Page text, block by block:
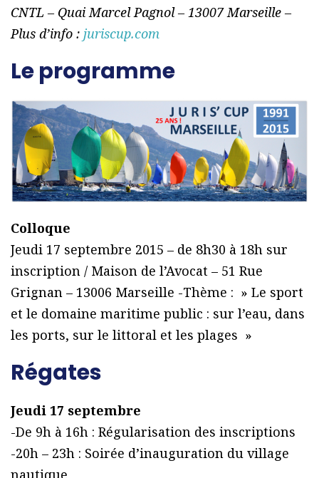
CNTL – Quai Marcel Pagnol – 13007 Marseille –
Plus d’info : juriscup.com
Le programme
Colloque
Jeudi 17 septembre 2015 – de 8h30 à 18h sur
inscription / Maison de l’Avocat – 51 Rue
Grignan – 13006 Marseille -Thème : » Le sport
et le domaine maritime public : sur l’eau, dans
les ports, sur le littoral et les plages »
Régates
Jeudi 17 septembre
-De 9h à 16h : Régularisation des inscriptions
-20h – 23h : Soirée d’inauguration du village
nautique